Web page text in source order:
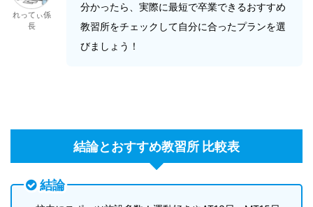
れってぃ係
長
分かったら、実際に最短で卒業できるおすすめ
教習所をチェックして自分に合ったプランを選
びましょう！
結論とおすすめ教習所 比較表
結論